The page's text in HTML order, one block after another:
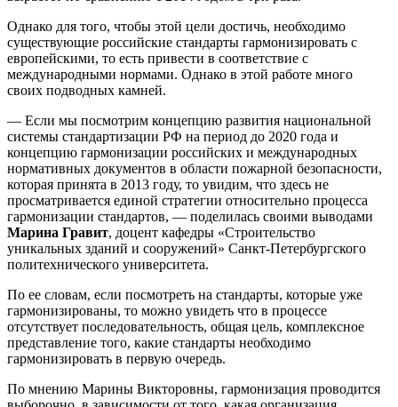
Однако для того, чтобы этой цели достичь, необходимо
существующие российские стандарты гармонизировать с
европейскими, то есть привести в соответствие с
международными нормами. Однако в этой работе много
своих подводных камней.
— Если мы посмотрим концепцию развития национальной
системы стандартизации РФ на период до 2020 года и
концепцию гармонизации российских и международных
нормативных документов в области пожарной безопасности,
которая принята в 2013 году, то увидим, что здесь не
просматривается единой стратегии относительно процесса
гармонизации стандартов, — поделилась своими выводами
Марина Гравит, доцент кафедры «Строительство
уникальных зданий и сооружений» Санкт-Петербургского
политехнического университета.
По ее словам, если посмотреть на стандарты, которые уже
гармонизированы, то можно увидеть что в процессе
отсутствует последовательность, общая цель, комплексное
представление того, какие стандарты необходимо
гармонизировать в первую очередь.
По мнению Марины Викторовны, гармонизация проводится